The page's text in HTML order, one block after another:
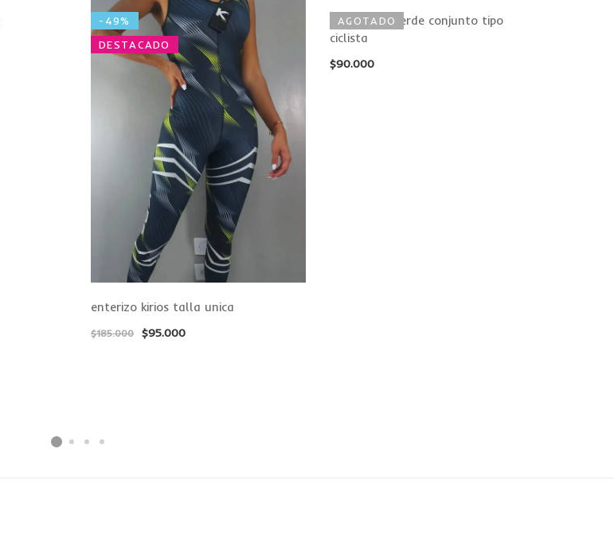
-49%
DESTACADO
enterizo kirios talla unica
$185.000 $95.000
AGOTADO
camuflado verde conjunto tipo
ciclista
$90.000